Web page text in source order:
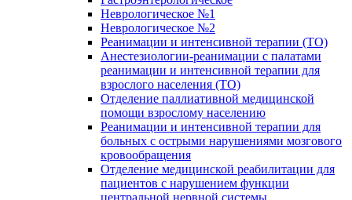
Неврологическое №1
Неврологическое №2
Реанимации и интенсивной терапии (ТО)
Анестезиологии-реанимации с палатами
реанимации и интенсивной терапии для
взрослого населения (ТО)
Отделение паллиативной медицинской
помощи взрослому населению
Реанимации и интенсивной терапии для
больных с острыми нарушениями мозгового
кровообращения
Отделение медицинской реабилитации для
пациентов с нарушением функции
центральной нервной системы